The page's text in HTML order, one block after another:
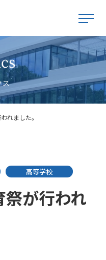
ス
れました。
高等学校
が行われ